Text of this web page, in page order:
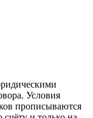
Условия
прописываются